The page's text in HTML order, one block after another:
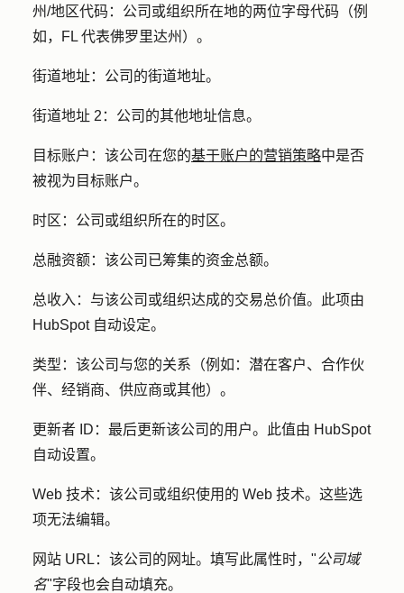
州/地区代码 ：公司或组织所在地的两位字母代码（例
如，FL 代表佛罗里达州）。
街道地址： 公司的街道地址。
街道地址 2： 公司的其他地址信息。
目标账户： 该公司在您的基于账户的营销策略中是否
被视为目标账户。
时区： 公司或组织所在的时区。
总融资额： 该公司已筹集的资金总额。
总收入： 与该公司或组织达成的交易总价值。此项由
HubSpot 自动设定。
类型： 该公司与您的关系（例如：潜在客户、合作伙
伴、经销商、供应商或其他）。
更新者 ID ： 最后更新该公司的用户。此值由 HubSpot
自动设置。
Web 技术： 该公司或组织使用的 Web 技术。这些选
项无法编辑。
网站 URL： 该公司的网址。填写此属性时，"公司域
名"字段也会自动填充。